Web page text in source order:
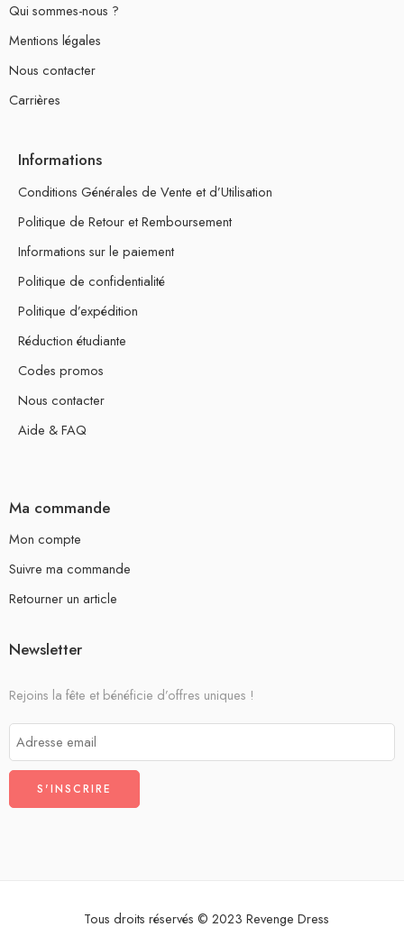
Qui sommes-nous ?
Mentions légales
Nous contacter
Carrières
Informations
Conditions Générales de Vente et d’Utilisation
Politique de Retour et Remboursement
Informations sur le paiement
Politique de confidentialité
Politique d’expédition
Réduction étudiante
Codes promos
Nous contacter
Aide & FAQ
Ma commande
Mon compte
Suivre ma commande
Retourner un article
Newsletter
Rejoins la fête et bénéficie d’offres uniques !
Tous droits réservés © 2023 Revenge Dress